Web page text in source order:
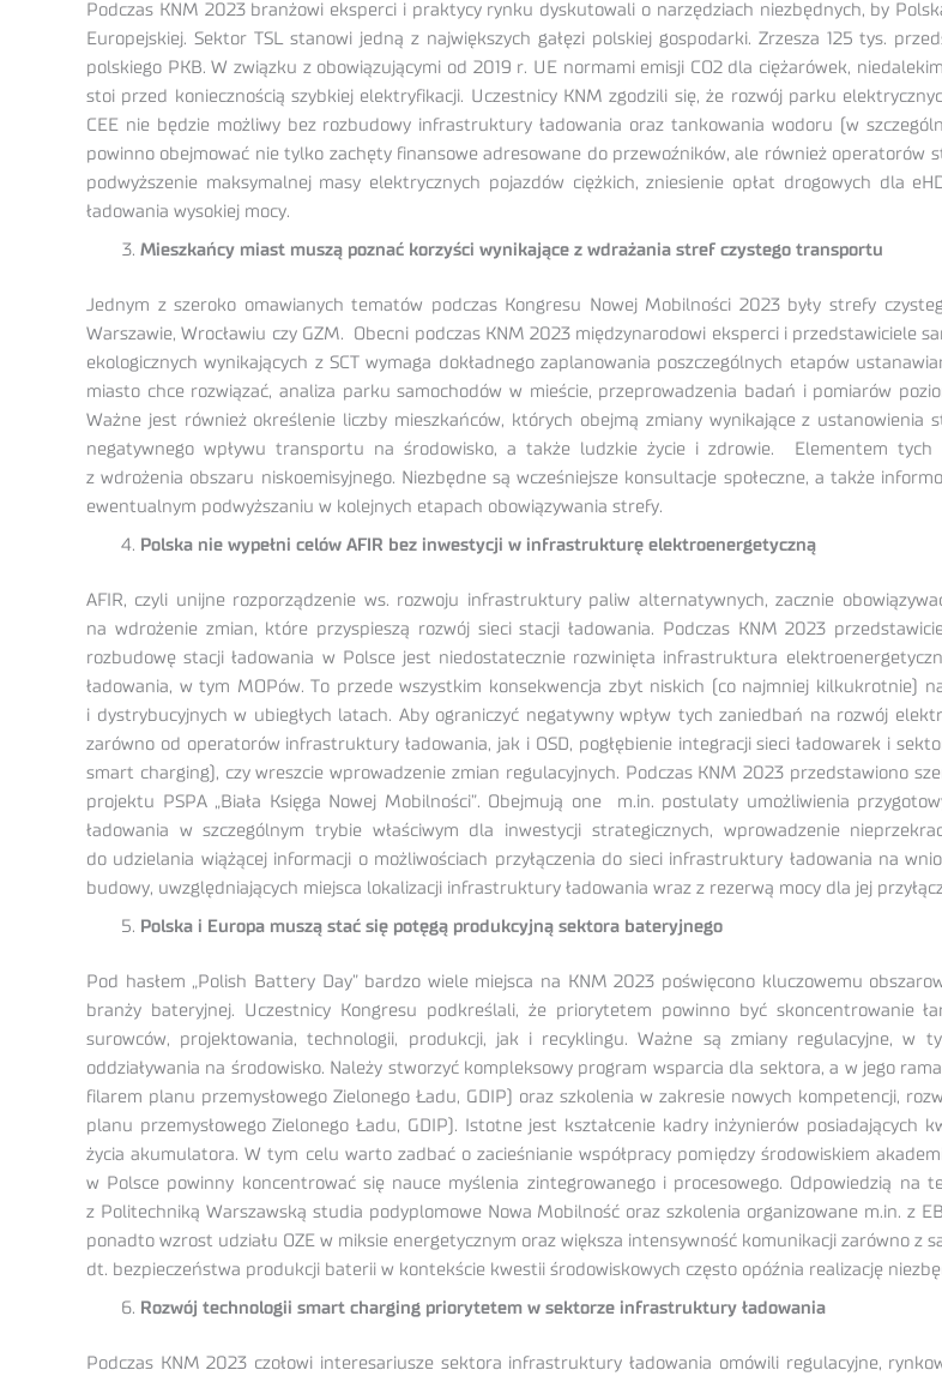
Podczas KNM 2023 branżowi eksperci i praktycy rynku dyskutowali o narzędziach niezbędnych, by
Europejskiej. Sektor TSL stanowi jedną z największych gałęzi polskiej gospodarki. Zrzesza 125 tys.
polskiego PKB. W związku z obowiązującymi od 2019 r. UE normami emisji CO2 dla ciężarówek,
stoi przed koniecznością szybkiej elektryfikacji. Uczestnicy KNM zgodzili się, że rozwój parku
CEE nie będzie możliwy bez rozbudowy infrastruktury ładowania oraz tankowania wodoru (w
powinno obejmować nie tylko zachęty finansowe adresowane do przewoźników, ale również operatorów
podwyższenie maksymalnej masy elektrycznych pojazdów ciężkich, zniesienie opłat drogowych dla
ładowania wysokiej mocy.
Mieszkańcy miast muszą poznać korzyści wynikające z wdrażania stref czystego transportu
Jednym z szeroko omawianych tematów podczas Kongresu Nowej Mobilności 2023 były strefy
Warszawie, Wrocławiu czy GZM. Obecni podczas KNM 2023 międzynarodowi eksperci i przedstawiciele
ekologicznych wynikających z SCT wymaga dokładnego zaplanowania poszczególnych etapów
miasto chce rozwiązać, analiza parku samochodów w mieście, przeprowadzenia badań i pomiarów
Ważne jest również określenie liczby mieszkańców, których obejmą zmiany wynikające z
negatywnego wpływu transportu na środowisko, a także ludzkie życie i zdrowie. Elementem tych
z wdrożenia obszaru niskoemisyjnego. Niezbędne są wcześniejsze konsultacje społeczne, a także
ewentualnym podwyższaniu w kolejnych etapach obowiązywania strefy.
Polska nie wypełni celów AFIR bez inwestycji w infrastrukturę elektroenergetyczną
AFIR, czyli unijne rozporządzenie ws. rozwoju infrastruktury paliw alternatywnych, zacznie
na wdrożenie zmian, które przyspieszą rozwój sieci stacji ładowania. Podczas KNM 2023
rozbudowę stacji ładowania w Polsce jest niedostatecznie rozwinięta infrastruktura
ładowania, w tym MOPów. To przede wszystkim konsekwencja zbyt niskich (co najmniej kilkukrotnie)
i dystrybucyjnych w ubiegłych latach. Aby ograniczyć negatywny wpływ tych zaniedbań na rozwój
zarówno od operatorów infrastruktury ładowania, jak i OSD, pogłębienie integracji sieci ładowarek i
smart charging), czy wreszcie wprowadzenie zmian regulacyjnych. Podczas KNM 2023 przedstawiono
projektu PSPA „Biała Księga Nowej Mobilności”. Obejmują one m.in. postulaty umożliwienia
ładowania w szczególnym trybie właściwym dla inwestycji strategicznych, wprowadzenie
do udzielania wiążącej informacji o możliwościach przyłączenia do sieci infrastruktury ładowania na
budowy, uwzględniających miejsca lokalizacji infrastruktury ładowania wraz z rezerwą mocy dla jej
Polska i Europa muszą stać się potęgą produkcyjną sektora bateryjnego
Pod hasłem „Polish Battery Day” bardzo wiele miejsca na KNM 2023 poświęcono kluczowemu
branży bateryjnej. Uczestnicy Kongresu podkreślali, że priorytetem powinno być skoncentrowanie
surowców, projektowania, technologii, produkcji, jak i recyklingu. Ważne są zmiany regulacyjne, w
oddziaływania na środowisko. Należy stworzyć kompleksowy program wsparcia dla sektora, a w jego
filarem planu przemysłowego Zielonego Ładu, GDIP) oraz szkolenia w zakresie nowych kompetencji,
planu przemysłowego Zielonego Ładu, GDIP). Istotne jest kształcenie kadry inżynierów
życia akumulatora. W tym celu warto zadbać o zacieśnianie współpracy pomiędzy środowiskiem
w Polsce powinny koncentrować się nauce myślenia zintegrowanego i procesowego. Odpowiedzią na
z Politechniką Warszawską studia podyplomowe Nowa Mobilność oraz szkolenia organizowane m.in. z
ponadto wzrost udziału OZE w miksie energetycznym oraz większa intensywność komunikacji zarówno z
dt. bezpieczeństwa produkcji baterii w kontekście kwestii środowiskowych często opóźnia realizację
Rozwój technologii smart charging priorytetem w sektorze infrastruktury ładowania
Podczas KNM 2023 czołowi interesariusze sektora infrastruktury ładowania omówili regulacyjne,